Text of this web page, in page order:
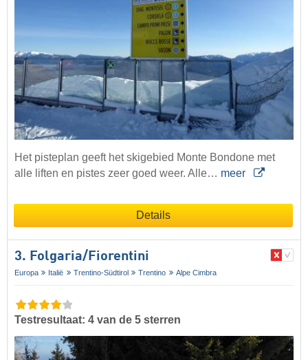
Het pisteplan geeft het skigebied Monte Bondone met
alle liften en pistes zeer goed weer. Alle… meer
Details
3. Folgaria/​Fiorentini
Europa Italië Trentino-Südtirol Trentino Alpe Cimbra
Testresultaat: 4 van de 5 sterren